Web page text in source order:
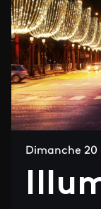
Dimanche 20